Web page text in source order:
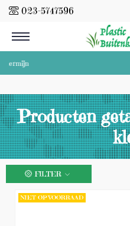
023-5747596
Gratis
Producten
FILTER
NIET OP VOORRAAD